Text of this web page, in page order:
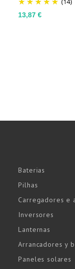
Preço
13,87 €
Baterias
Pilhas
Carregadores e
Inversores
Lanternas
Arrancadores y
Paneles solares